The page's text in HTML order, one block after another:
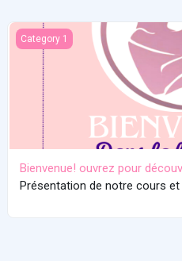
Bienvenue! ouvrez pour
Category 1
Bienvenue! ouvrez pour
Présentation de notre cours et